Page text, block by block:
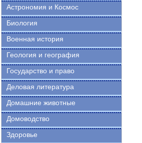
Астрономия и Космос
Биология
Военная история
Геология и география
Государство и право
Деловая литература
Домашние животные
Домоводство
Здоровье